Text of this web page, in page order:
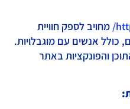
מחויב לספק חוויית
אנשים עם מוגבלויות.
והפונקציות באתר